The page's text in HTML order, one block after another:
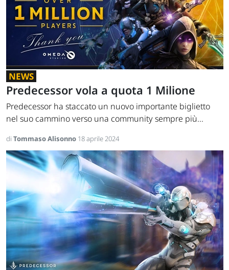
NEWS
Predecessor vola a quota 1 Milione
Predecessor ha staccato un nuovo importante biglietto
nel suo cammino verso una community sempre più...
di Tommaso Alisonno 18 aprile 2024